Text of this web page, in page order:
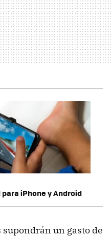
para iPhone y Android
supondrán un gasto de